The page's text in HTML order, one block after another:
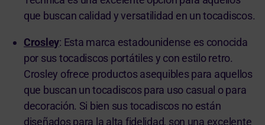
que buscan calidad y versatilidad en un tocadiscos.
Crosley: Esta marca estadounidense es conocida
por sus tocadiscos portátiles y con estilo retro.
Crosley ofrece productos asequibles para aquellos
que buscan un tocadiscos para uso casual o para
decoración. Si bien sus tocadiscos no están
diseñados para la alta fidelidad, son una excelente